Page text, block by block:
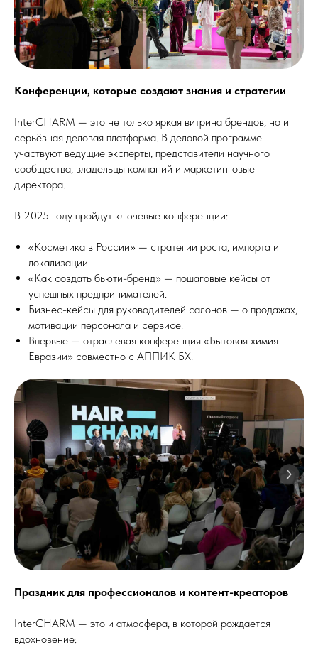
Конференции, которые создают знания и стратегии
InterCHARM — это не только яркая витрина брендов, но и
серьёзная деловая платформа. В деловой программе
участвуют ведущие эксперты, представители научного
сообщества, владельцы компаний и маркетинговые
директора.
В 2025 году пройдут ключевые конференции:
«Косметика в России» — стратегии роста, импорта и
локализации.
«Как создать бьюти-бренд» — пошаговые кейсы от
успешных предпринимателей.
Бизнес-кейсы для руководителей салонов — о продажах,
мотивации персонала и сервисе.
Впервые — отраслевая конференция «Бытовая химия
Евразии» совместно с АППИК БХ.
Праздник для профессионалов и контент-креаторов
InterCHARM — это и атмосфера, в которой рождается
вдохновение: